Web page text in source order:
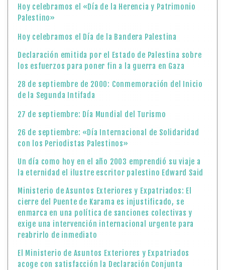
Hoy celebramos el «Día de la Herencia y Patrimonio
Palestino»
Hoy celebramos el Día de la Bandera Palestina
Declaración emitida por el Estado de Palestina sobre
los esfuerzos para poner fin a la guerra en Gaza
28 de septiembre de 2000: Conmemoración del Inicio
de la Segunda Intifada
27 de septiembre: Día Mundial del Turismo
26 de septiembre: «Día Internacional de Solidaridad
con los Periodistas Palestinos»
Un día como hoy en el año 2003 emprendió su viaje a
la eternidad el ilustre escritor palestino Edward Said
Ministerio de Asuntos Exteriores y Expatriados: El
cierre del Puente de Karama es injustificado, se
enmarca en una política de sanciones colectivas y
exige una intervención internacional urgente para
reabrirlo de inmediato
El Ministerio de Asuntos Exteriores y Expatriados
acoge con satisfacción la Declaración Conjunta